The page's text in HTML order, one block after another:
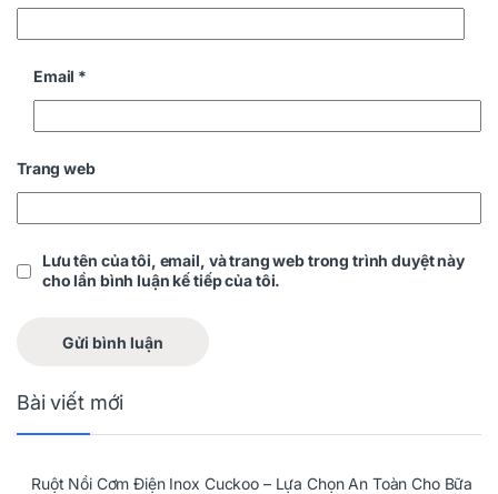
Email *
Trang web
Lưu tên của tôi, email, và trang web trong trình duyệt này
cho lần bình luận kế tiếp của tôi.
Bài viết mới
Ruột Nồi Cơm Điện Inox Cuckoo – Lựa Chọn An Toàn Cho Bữa